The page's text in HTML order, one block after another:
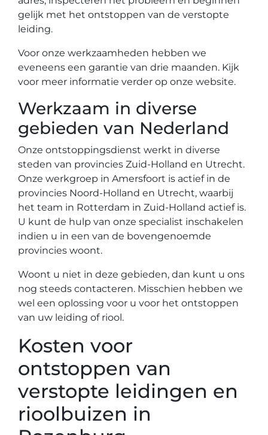
gelijk met het ontstoppen van de verstopte
leiding.
Voor onze werkzaamheden hebben we
eveneens een garantie van drie maanden. Kijk
voor meer informatie verder op onze website.
Werkzaam in diverse
gebieden van Nederland
Onze ontstoppingsdienst werkt in diverse
steden van provincies Zuid-Holland en Utrecht.
Onze werkgroep in Amersfoort is actief in de
provincies Noord-Holland en Utrecht, waarbij
het team in Rotterdam in Zuid-Holland actief is.
U kunt de hulp van onze specialist inschakelen
indien u in een van de bovengenoemde
provincies woont.
Woont u niet in deze gebieden, dan kunt u ons
nog steeds contacteren. Misschien hebben we
wel een oplossing voor u voor het ontstoppen
van uw leiding of riool.
Kosten voor
ontstoppen van
verstopte leidingen en
rioolbuizen in